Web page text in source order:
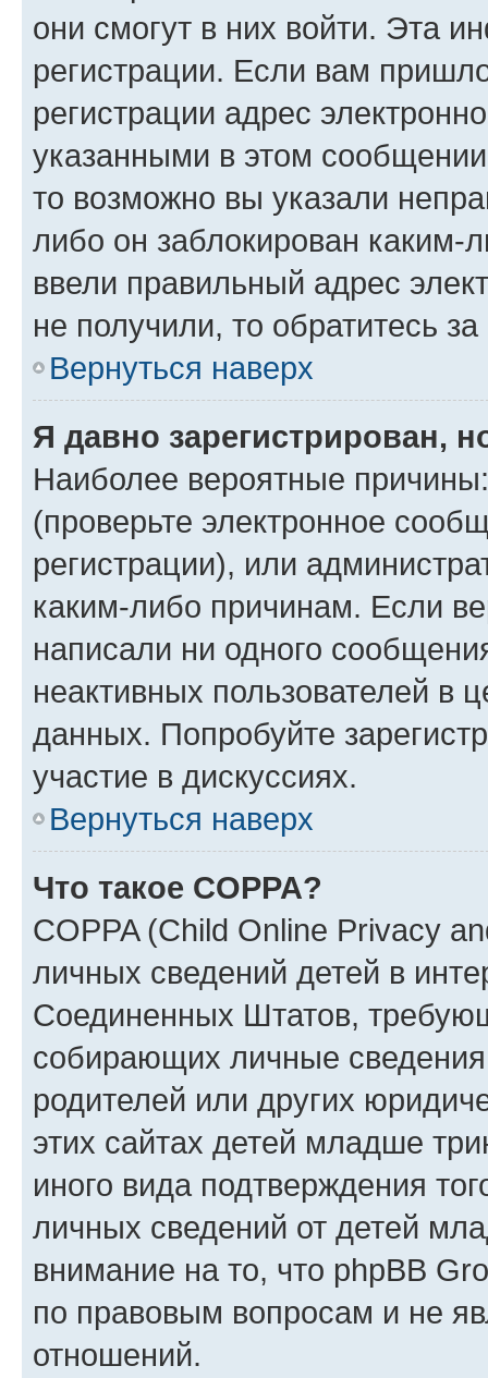
они смогут в них войти. Эта
регистрации. Если вам
регистрации адрес
указанными в этом
то возможно вы указали
либо он заблокирован
ввели правильный адрес
не получили, то обратитесь
Вернуться наверх
Я давно зарегистрирован,
Наиболее вероятные
(проверьте электронное
регистрации), или
каким-либо причинам. Если
написали ни одного
неактивных пользователей в
данных. Попробуйте
участие в дискуссиях.
Вернуться наверх
Что такое COPPA?
COPPA (Child Online Privacy
личных сведений детей в
Соединенных Штатов,
собирающих личные
родителей или других
этих сайтах детей младше
иного вида подтверждения
личных сведений от детей
внимание на то, что phpBB
по правовым вопросам и не
отношений.